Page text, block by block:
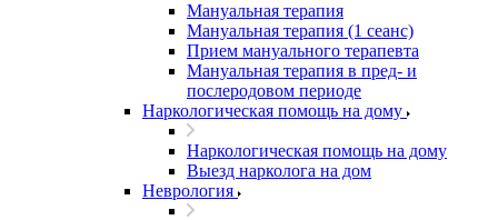
Мануальная терапия
Мануальная терапия (1 сеанс)
Прием мануального терапевта
Мануальная терапия в пред- и
послеродовом периоде
Наркологическая помощь на дому
Наркологическая помощь на дому
Выезд нарколога на дом
Неврология